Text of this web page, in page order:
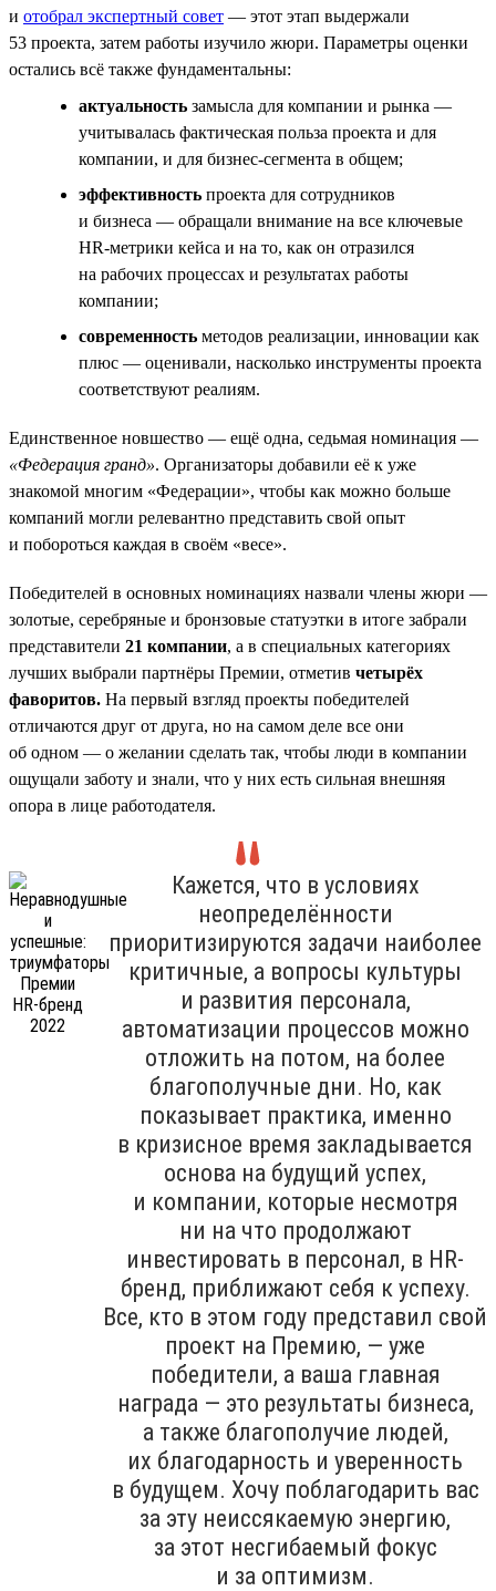
и отобрал экспертный совет — этот этап выдержали
53 проекта, затем работы изучило жюри. Параметры оценки
остались всё также фундаментальны:
актуальность замысла для компании и рынка —
учитывалась фактическая польза проекта и для
компании, и для бизнес-сегмента в общем;
эффективность проекта для сотрудников
и бизнеса — обращали внимание на все ключевые
НR-метрики кейса и на то, как он отразился
на рабочих процессах и результатах работы
компании;
современность методов реализации, инновации как
плюс — оценивали, насколько инструменты проекта
соответствуют реалиям.
Единственное новшество — ещё одна, седьмая номинация —
«Федерация гранд». Организаторы добавили её к уже
знакомой многим «Федерации», чтобы как можно больше
компаний могли релевантно представить свой опыт
и побороться каждая в своём «весе».
Победителей в основных номинациях назвали члены жюри —
золотые, серебряные и бронзовые статуэтки в итоге забрали
представители 21 компании, а в специальных категориях
лучших выбрали партнёры Премии, отметив четырёх
фаворитов. На первый взгляд проекты победителей
отличаются друг от друга, но на самом деле все они
об одном — о желании сделать так, чтобы люди в компании
ощущали заботу и знали, что у них есть сильная внешняя
опора в лице работодателя.
Кажется, что в условиях
неопределённости
приоритизируются задачи наиболее
критичные, а вопросы культуры
и развития персонала,
автоматизации процессов можно
отложить на потом, на более
благополучные дни. Но, как
показывает практика, именно
в кризисное время закладывается
основа на будущий успех,
и компании, которые несмотря
ни на что продолжают
инвестировать в персонал, в HR-
бренд, приближают себя к успеху.
Все, кто в этом году представил свой
проект на Премию, — уже
победители, а ваша главная
награда — это результаты бизнеса,
а также благополучие людей,
их благодарность и уверенность
в будущем. Хочу поблагодарить вас
за эту неиссякаемую энергию,
за этот несгибаемый фокус
и за оптимизм.